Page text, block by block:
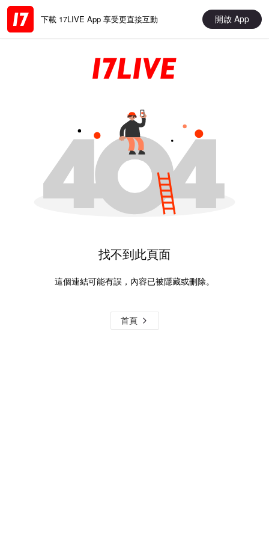
下載 17LIVE App 享受更直接互動 開啟 App
找不到此頁面
這個連結可能有誤，內容已被隱藏或刪除。
首頁